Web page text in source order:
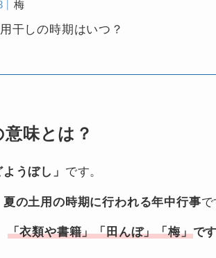
梅
干しの時期はいつ？
味とは？
ようぼし」 です。
の土用の時期に行われる年中行事で
「衣類や書籍」「田んぼ」「梅」です